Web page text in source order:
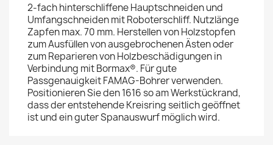
2-fach hinterschliffene Hauptschneiden und
Umfangschneiden mit Roboterschliff. Nutzlänge
Zapfen max. 70 mm. Herstellen von Holzstopfen
zum Ausfüllen von ausgebrochenen Ästen oder
zum Reparieren von Holzbeschädigungen in
Verbindung mit Bormax®. Für gute
Passgenauigkeit FAMAG-Bohrer verwenden.
Positionieren Sie den 1616 so am Werkstückrand,
dass der entstehende Kreisring seitlich geöffnet
ist und ein guter Spanauswurf möglich wird.